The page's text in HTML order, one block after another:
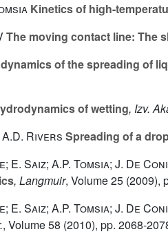
Kinetics of high-
The moving contact line: The
of the spreading of
of wetting, Izv.
Rivers Spreading of a
E. Saiz; A.P. Tomsia; J. De
, Langmuir, Volume 25 (2009),
E. Saiz; A.P. Tomsia; J. De
, Volume 58 (2010), pp. 2068-